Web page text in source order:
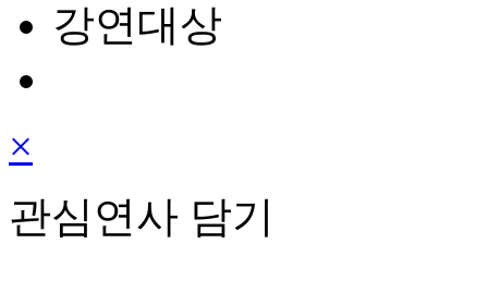
강연대상
×
관심연사 담기